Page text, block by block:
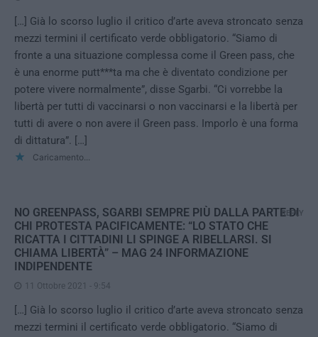
[…] Già lo scorso luglio il critico d’arte aveva stroncato senza
mezzi termini il certificato verde obbligatorio. “Siamo di
fronte a una situazione complessa come il Green pass, che
è una enorme putt***ta ma che è diventato condizione per
potere vivere normalmente”, disse Sgarbi. “Ci vorrebbe la
libertà per tutti di vaccinarsi o non vaccinarsi e la libertà per
tutti di avere o non avere il Green pass. Imporlo è una forma
di dittatura”. […]
Caricamento...
NO GREENPASS, SGARBI SEMPRE PIÙ DALLA PARTE DI
CHI PROTESTA PACIFICAMENTE: “LO STATO CHE
RICATTA I CITTADINI LI SPINGE A RIBELLARSI. SI
CHIAMA LIBERTÀ” – MAG 24 INFORMAZIONE
INDIPENDENTE
11 Ottobre 2021 - 9:54
[…] Già lo scorso luglio il critico d’arte aveva stroncato senza
mezzi termini il certificato verde obbligatorio. “Siamo di
REPLY